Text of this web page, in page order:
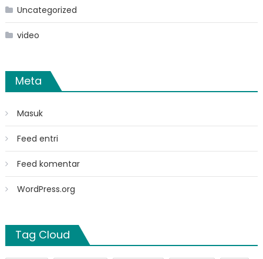
Uncategorized
video
Meta
Masuk
Feed entri
Feed komentar
WordPress.org
Tag Cloud